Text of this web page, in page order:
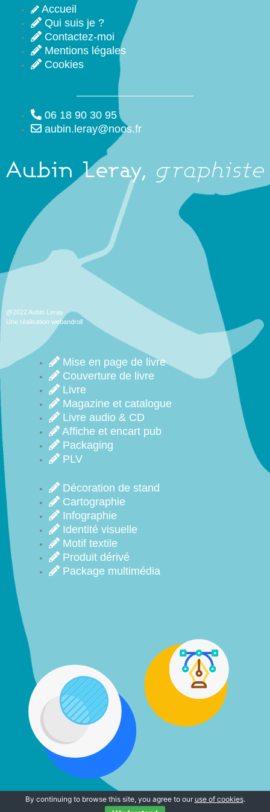
Accueil
Qui suis je ?
Contactez-moi
Mentions légales
Cookies
06 18 90 30 95
aubin.leray@noos.fr
@2022 Aubin Leray
Une réalisation webandroll
Mise en page de livre
Couverture de livre
Livre
Magazine et catalogue
Livre audio & CD
Affiche et encart pub
Packaging
PLV
Décoration de stand
Cartographie
Infographie
Identité visuelle
Motif textile
Produit dérivé
Package multimédia
By continuing to browse this site, you agree to our use of cookies.